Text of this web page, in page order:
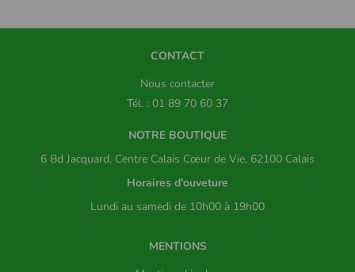
CONTACT
Nous contacter
Tél. : 01 89 70 60 37
NOTRE BOUTIQUE
6 Bd Jacquard, Centre Calais Cœur de Vie, 62100 Calais
Horaires d'ouveture
Lundi au samedi de 10h00 à 19h00
MENTIONS